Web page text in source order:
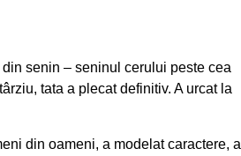
senin – seninul cerului peste cea
tata a plecat definitiv. A urcat la
din oameni, a modelat caractere, a